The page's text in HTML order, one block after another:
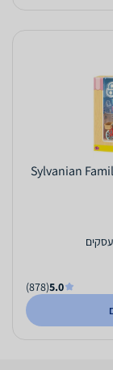
Sylvanian
5.0
(878)